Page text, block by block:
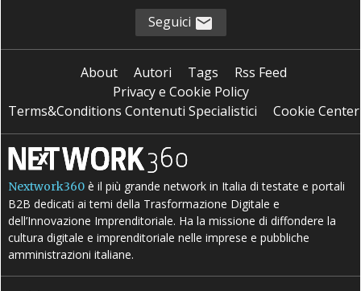
Seguici
About Autori Tags
Rss Feed
Privacy e Cookie Policy
Terms&Conditions Contenuti Specialistici
Cookie Center
Nextwork360 è il più grande network in Italia di testate e portali
B2B dedicati ai temi della Trasformazione Digitale e
dell’Innovazione Imprenditoriale. Ha la missione di diffondere la
cultura digitale e imprenditoriale nelle imprese e pubbliche
amministrazioni italiane.